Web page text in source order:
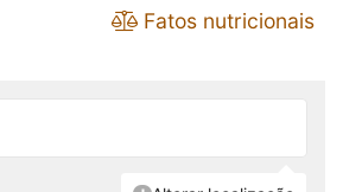
Fatos nutricionais